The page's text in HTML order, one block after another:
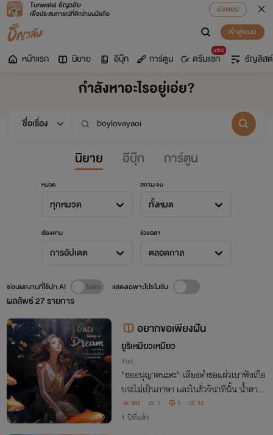
Tunwalai ธัญวลัย
เพื่อประสบการณ์ที่ดีกว่าบนมือถือ
เปิดแอป
เข้าสู่ระบบ
หน้าแรก นิยาย อีบุ๊ก การ์ตูน
มาใหม่
ดรีมแชท ธัญลิสต์
กำลังหาอะไรอยู่เอ่ย?
นิยาย อีบุ๊ก การ์ตูน
หมวด
ทุกหมวด
สถานะจบ
ทั้งหมด
เรียงตาม
การอัปเดต
ช่วงเวลา
ตลอดกาล
ผลลัพธ์27รายการ
ซ่อนผลงานที่ใช้ปก AI แสดงเฉพาะโปรโมชัน
อยากขอเพียงฝัน
ยูริเหมียวเหมียว
Yuri
"ขออนุญาตนะคะ" เสียงคำขอแผ่วเบาฟังเกือ
บจะไม่เป็นภาษา และในชั่ววินาทีนั้น น้ำตาเที
ยนจากเทียนเล่มสีดำสนิทในมือก็หยดลงบน
แผ่นหลังนวลเนียน เพียงฝันสะดุ้งสุดตัว หา
982 1 1 12
1 ปีที่แล้ว